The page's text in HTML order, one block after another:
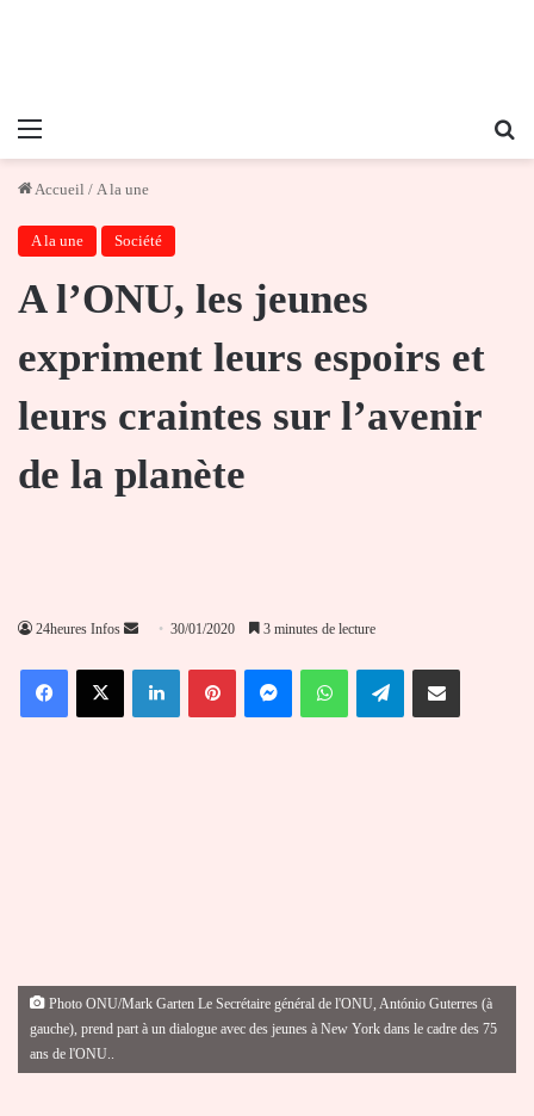
Menu
Accueil / A la une
A la une Société
A l’ONU, les jeunes
expriment leurs espoirs et
leurs craintes sur l’avenir
de la planète
24heures Infos
Envoyer
courriel
30/01/2020 3 minutes de lecture
FacebookX LinkedinPinterestMessengerWhatsAppTelegramPartager par email
Photo ONU/Mark Garten Le Secrétaire général de l'ONU, António Guterres (à
gauche), prend part à un dialogue avec des jeunes à New York dans le cadre des 75
ans de l'ONU..